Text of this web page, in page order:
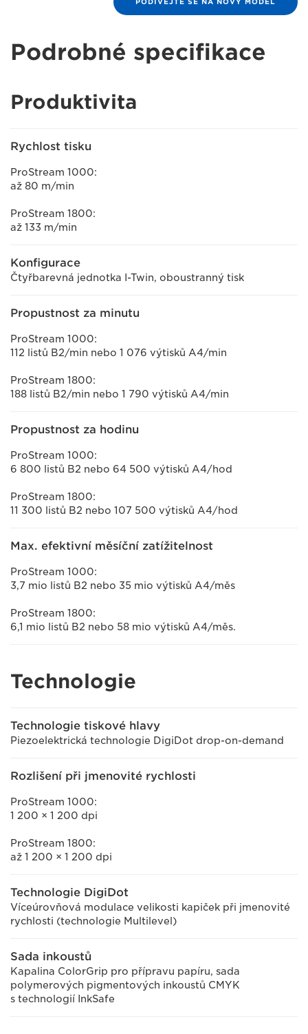
Podrobné specifikace
Produktivita
Rychlost tisku
ProStream 1000:
až 80 m/min
ProStream 1800:
až 133 m/min
Konfigurace
Čtyřbarevná jednotka I-Twin, oboustranný tisk
Propustnost za minutu
ProStream 1000:
112 listů B2/min nebo 1 076 výtisků A4/min
ProStream 1800:
188 listů B2/min nebo 1 790 výtisků A4/min
Propustnost za hodinu
ProStream 1000:
6 800 listů B2 nebo 64 500 výtisků A4/hod
ProStream 1800:
11 300 listů B2 nebo 107 500 výtisků A4/hod
Max. efektivní měsíční zatížitelnost
ProStream 1000:
3,7 mio listů B2 nebo 35 mio výtisků A4/měs
ProStream 1800:
6,1 mio listů B2 nebo 58 mio výtisků A4/měs.
Technologie
Technologie tiskové hlavy
Piezoelektrická technologie DigiDot drop-on-demand
Rozlišení při jmenovité rychlosti
ProStream 1000:
1 200 × 1 200 dpi
ProStream 1800:
až 1 200 × 1 200 dpi
Technologie DigiDot
Víceúrovňová modulace velikosti kapiček při jmenovité
rychlosti (technologie Multilevel)
Sada inkoustů
Kapalina ColorGrip pro přípravu papíru, sada
polymerových pigmentových inkoustů CMYK
s technologií InkSafe